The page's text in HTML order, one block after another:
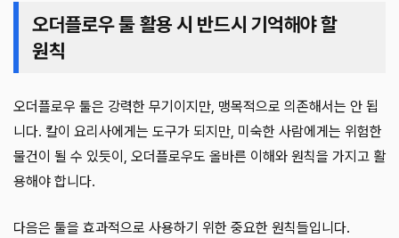
오더플로우 툴 활용 시 반드시 기억해야 할
원칙
오더플로우 툴은 강력한 무기이지만, 맹목적으로 의존해서는 안 됩
니다. 칼이 요리사에게는 도구가 되지만, 미숙한 사람에게는 위험한
물건이 될 수 있듯이, 오더플로우도 올바른 이해와 원칙을 가지고 활
용해야 합니다.
다음은 툴을 효과적으로 사용하기 위한 중요한 원칙들입니다.